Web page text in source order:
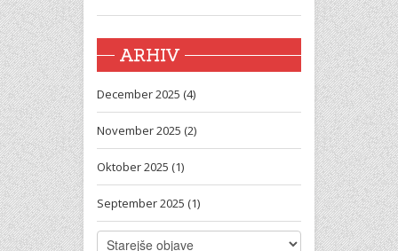
ARHIV
December 2025 (4)
November 2025 (2)
Oktober 2025 (1)
September 2025 (1)